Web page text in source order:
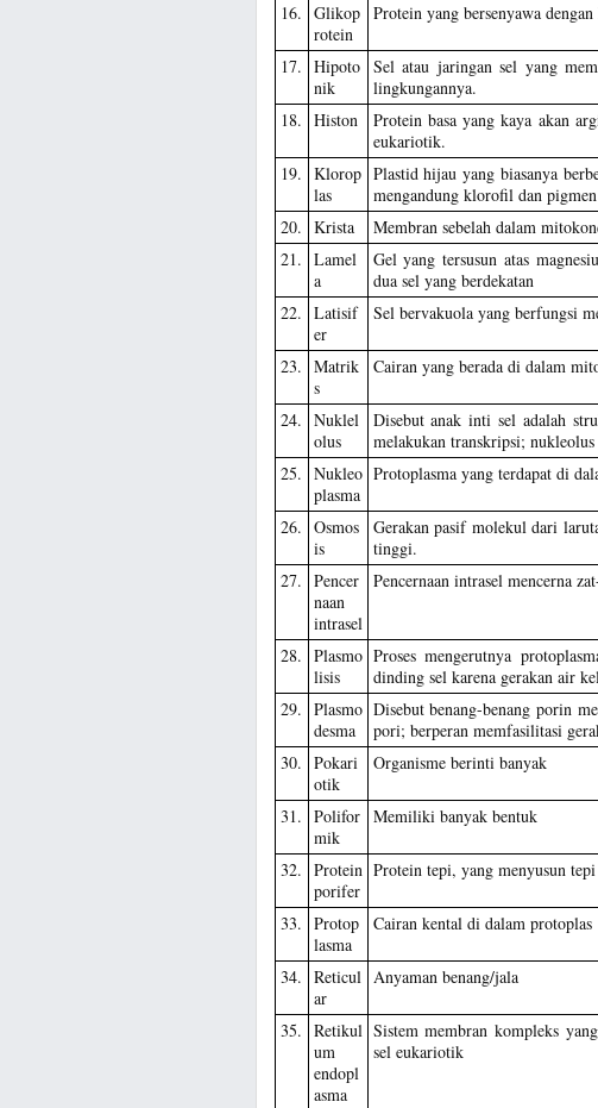
16. Glikop
rotein
Protein yang bersenyawa
17. Hipoto
nik
Sel atau jaringan sel yang
lingkungannya.
18. Histon
Protein basa yang kaya akan
eukariotik.
19. Klorop
las
Plastid hijau yang biasanya
mengandung klorofil dan
20. Krista
Membran sebelah dalam
21. Lamel
a
Gel yang tersusun atas
dua sel yang berdekatan
22. Latisif
er
Sel bervakuola yang berfungsi
23. Matrik
s
Cairan yang berada di dalam
24. Nuklel
olus
Disebut anak inti sel adalah
melakukan transkripsi;
25. Nukleo
plasma
Protoplasma yang terdapat di
26. Osmos
is
Gerakan pasif molekul dari
tinggi.
27. Pencer
naan
intrasel
Pencernaan intrasel mencerna
28. Plasmo
lisis
Proses mengerutnya
dinding sel karena gerakan air
29. Plasmo
desma
Disebut benang-benang porin
pori; berperan memfasilitasi
30. Pokari
otik
Organisme berinti banyak
31. Polifor
mik
Memiliki banyak bentuk
32. Protein
porifer
Protein tepi, yang menyusun
33. Protop
lasma
Cairan kental di dalam protoplas
34. Reticul
ar
Anyaman benang/jala
35. Retikul
um
endopl
asma
Sistem membran kompleks
sel eukariotik